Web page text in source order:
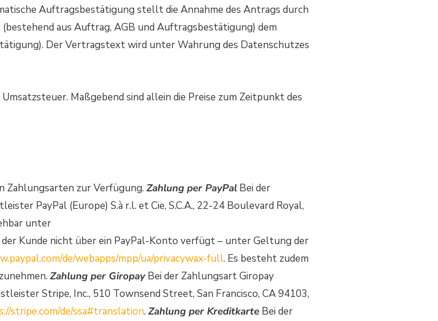
Auftragsbestätigung stellt die Annahme des Antrags durch
aus Auftrag, AGB und Auftragsbestätigung) dem
Der Vertragstext wird unter Wahrung des Datenschutzes
Maßgebend sind allein die Preise zum Zeitpunkt des
Zahlungsarten zur Verfügung. Zahlung per PayPal Bei der
PayPal (Europe) S.à r.l. et Cie, S.C.A., 22-24 Boulevard Royal,
unter
Kunde nicht über ein PayPal-Konto verfügt – unter Geltung der
de/webapps/mpp/ua/privacywax-full. Es besteht zudem
Zahlung per GiropayBei der Zahlungsart Giropay
Stripe, Inc., 510 Townsend Street, San Francisco, CA 94103,
stripe.com/de/ssa#translation. Zahlung per Kreditkarte Bei der